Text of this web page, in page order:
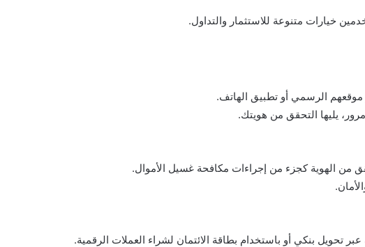
الرسمي أو تطبيق الهاتف.
يليها التحقق من هويتك.
من الهوية كجزء من إجراءات مكافحة غسيل الأموال.
تحويل بنكي أو باستخدام بطاقة الائتمان لشراء العملات الرقمية.